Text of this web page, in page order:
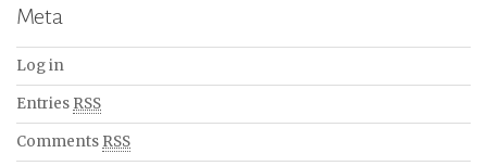
Meta
Log in
Entries RSS
Comments RSS